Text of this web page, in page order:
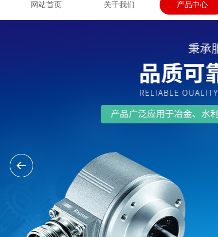
网站首页 关于我们 产品中心